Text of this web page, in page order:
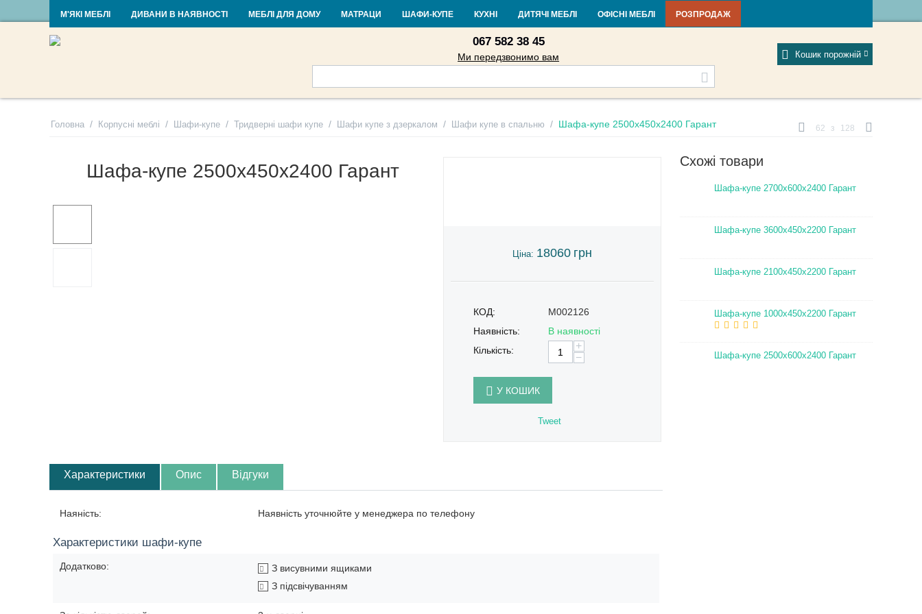
RU UA Контакти Доставка і оплата Гарантія та повернення Кредит Статті та новини Фабрики
067 582 38 45
Ми передзвонимо вам Кошик порожній
М'ЯКІ МЕБЛІ ДИВАНИ В НАЯВНОСТІ МЕБЛІ ДЛЯ ДОМУ МАТРАЦИ ШАФИ-КУПЕ КУХНІ ДИТЯЧІ МЕБЛІ ОФІСНІ МЕБЛІ РОЗПРОДАЖ
Головна / Корпусні меблі / Шафи-купе / Тридверні шафи купе / Шафи купе з дзеркалом / Шафи купе в спальню / Шафа-купе 2500х450х2400 Гарант 62 з 128
Шафа-купе 2500х450х2400 Гарант
Ціна: 18060 грн
КОД:
M002126
Наявність:
В наявності
Кількість:
+
−
У КОШИК
Tweet
Характеристики Опис Відгуки
Наяність: Наявність уточнюйте у менеджера по телефону
Характеристики шафи-купе
Додатково:
З висувними ящиками
З підсвічуванням
Схожі товари
Шафа-купе 2700х600х2400 Гарант
Шафа-купе 3600х450х2200 Гарант
Шафа-купе 2100х450х2200 Гарант
Шафа-купе 1000х450х2200 Гарант
Шафа-купе 2500х600х2400 Гарант